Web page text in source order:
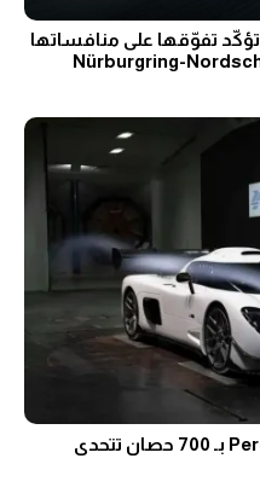
سيارة Mercedes-AMG CLA 45 تؤكّد تفوّقها على منافساتها
أداء السوبركار الخام: Peregryn GTR بـ 700 حصان تتحدى